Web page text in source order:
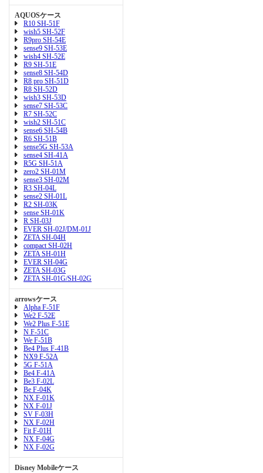
AQUOSケース
R10 SH-51F
wish5 SH-52F
R9pro SH-54E
sense9 SH-53E
wish4 SH-52E
R9 SH-51E
sense8 SH-54D
R8 pro SH-51D
R8 SH-52D
wish3 SH-53D
sense7 SH-53C
R7 SH-52C
wish2 SH-51C
sense6 SH-54B
R6 SH-51B
sense5G SH-53A
sense4 SH-41A
R5G SH-51A
zero2 SH-01M
sense3 SH-02M
R3 SH-04L
sense2 SH-01L
R2 SH-03K
sense SH-01K
R SH-03J
EVER SH-02J/DM-01J
ZETA SH-04H
compact SH-02H
ZETA SH-01H
EVER SH-04G
ZETA SH-03G
ZETA SH-01G/SH-02G
arrowsケース
Alpha F-51F
We2 F-52E
We2 Plus F-51E
N F-51C
We F-51B
Be4 Plus F-41B
NX9 F-52A
5G F-51A
Be4 F-41A
Be3 F-02L
Be F-04K
NX F-01K
NX F-01J
SV F-03H
NX F-02H
Fit F-01H
NX F-04G
NX F-02G
Disney Mobileケース